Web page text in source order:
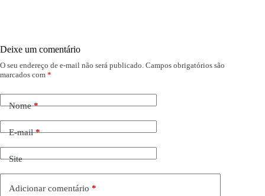
Deixe um comentário
O seu endereço de e-mail não será publicado. Campos obrigatórios são
marcados com *
Nome*
E-mail*
Site
Adicionar comentário *